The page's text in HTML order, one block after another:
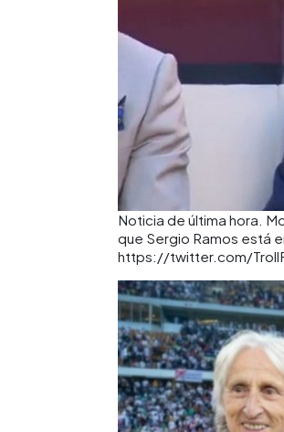
Noticia de última hora.
que Sergio Ramos está
https://twitter.com/